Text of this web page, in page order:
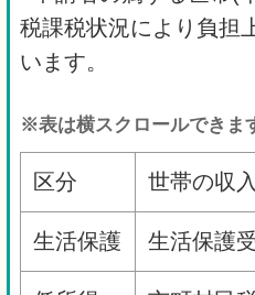
税課税状況により負担
います。
※表は横スクロールできま
区分 世帯の収
生活保護 生活保護